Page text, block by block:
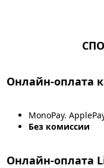
Онлайн-оплата
MonoPay.
Без комиссии
Онлайн-оплата